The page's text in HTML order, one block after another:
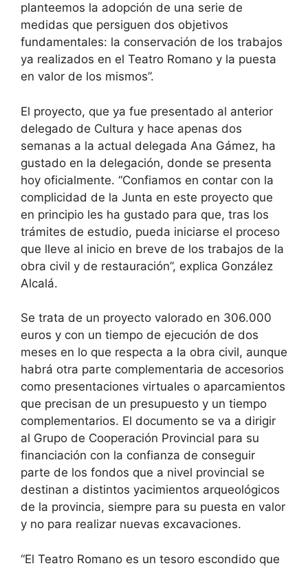
planteemos la adopción de una serie de
medidas que persiguen dos objetivos
fundamentales: la conservación de los trabajos
ya realizados en el Teatro Romano y la puesta
en valor de los mismos”.
El proyecto, que ya fue presentado al anterior
delegado de Cultura y hace apenas dos
semanas a la actual delegada Ana Gámez, ha
gustado en la delegación, donde se presenta
hoy oficialmente. “Confiamos en contar con la
complicidad de la Junta en este proyecto que
en principio les ha gustado para que, tras los
trámites de estudio, pueda iniciarse el proceso
que lleve al inicio en breve de los trabajos de la
obra civil y de restauración”, explica González
Alcalá.
Se trata de un proyecto valorado en 306.000
euros y con un tiempo de ejecución de dos
meses en lo que respecta a la obra civil, aunque
habrá otra parte complementaria de accesorios
como presentaciones virtuales o aparcamientos
que precisan de un presupuesto y un tiempo
complementarios. El documento se va a dirigir
al Grupo de Cooperación Provincial para su
financiación con la confianza de conseguir
parte de los fondos que a nivel provincial se
destinan a distintos yacimientos arqueológicos
de la provincia, siempre para su puesta en valor
y no para realizar nuevas excavaciones.
“El Teatro Romano es un tesoro escondido que